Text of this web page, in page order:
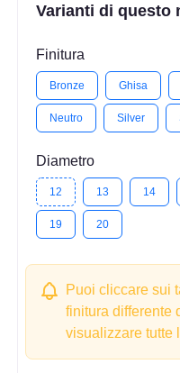
Varianti di questo
Finitura
Bronze Ghisa
Neutro Silver
Diametro
12 13 14
19 20
Puoi cliccare sui
finitura differente
visualizzare tutte